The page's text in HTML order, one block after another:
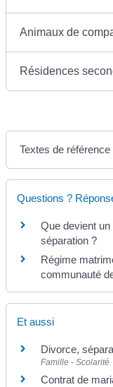
Animaux de
Résidences
Textes de référence
Questions ?
Que devient
séparation ?
Régime
communauté
Et aussi
Divorce,
Famille - Scolarité
Contrat de